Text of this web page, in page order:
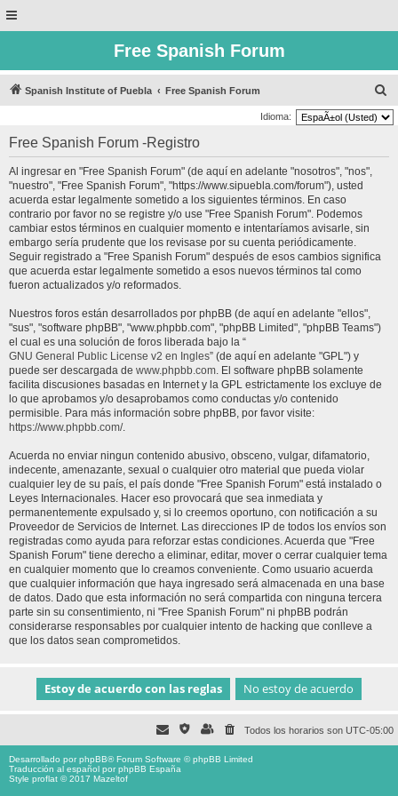
Free Spanish Forum
Spanish Institute of Puebla Free Spanish Forum
u
Idioma:
Free Spanish Forum -Registro
Al ingresar en "Free Spanish Forum" (de aquí en adelante "nosotros", "nos",
"nuestro", "Free Spanish Forum", "https://www.sipuebla.com/forum"), usted
acuerda estar legalmente sometido a los siguientes términos. En caso
contrario por favor no se registre y/o use "Free Spanish Forum". Podemos
cambiar estos términos en cualquier momento e intentaríamos avisarle, sin
embargo sería prudente que los revisase por su cuenta periódicamente.
Seguir registrado a "Free Spanish Forum" después de esos cambios significa
que acuerda estar legalmente sometido a esos nuevos términos tal como
fueron actualizados y/o reformados.
Nuestros foros están desarrollados por phpBB (de aquí en adelante "ellos",
"sus", "software phpBB", "www.phpbb.com", "phpBB Limited", "phpBB Teams")
el cual es una solución de foros liberada bajo la “
GNU General Public License v2 en Ingles” (de aquí en adelante "GPL") y
puede ser descargada de www.phpbb.com. El software phpBB solamente
facilita discusiones basadas en Internet y la GPL estrictamente los excluye de
lo que aprobamos y/o desaprobamos como conductas y/o contenido
permisible. Para más información sobre phpBB, por favor visite:
https://www.phpbb.com/.
Acuerda no enviar ningun contenido abusivo, obsceno, vulgar, difamatorio,
indecente, amenazante, sexual o cualquier otro material que pueda violar
cualquier ley de su país, el país donde "Free Spanish Forum" está instalado o
Leyes Internacionales. Hacer eso provocará que sea inmediata y
permanentemente expulsado y, si lo creemos oportuno, con notificación a su
Proveedor de Servicios de Internet. Las direcciones IP de todos los envíos son
registradas como ayuda para reforzar estas condiciones. Acuerda que "Free
Spanish Forum" tiene derecho a eliminar, editar, mover o cerrar cualquier tema
en cualquier momento que lo creamos conveniente. Como usuario acuerda
que cualquier información que haya ingresado será almacenada en una base
de datos. Dado que esta información no será compartida con ninguna tercera
parte sin su consentimiento, ni "Free Spanish Forum" ni phpBB podrán
considerarse responsables por cualquier intento de hacking que conlleve a
que los datos sean comprometidos.
Todos los horarios son UTC-05:00
Desarrollado porphpBB® Forum Software © phpBB Limited
Traducción al español porphpBB España
Style proflat © 2017 Mazeltof